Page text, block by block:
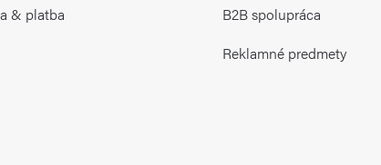
& platba
B2B spolupráca
Reklamné predmety